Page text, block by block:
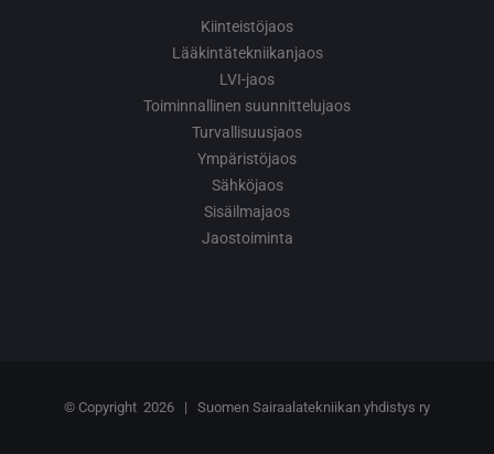
Kiinteistöjaos
Lääkintätekniikanjaos
LVI-jaos
Toiminnallinen suunnittelujaos
Turvallisuusjaos
Ympäristöjaos
Sähköjaos
Sisäilmajaos
Jaostoiminta
© Copyright 2026 | Suomen Sairaalatekniikan yhdistys ry